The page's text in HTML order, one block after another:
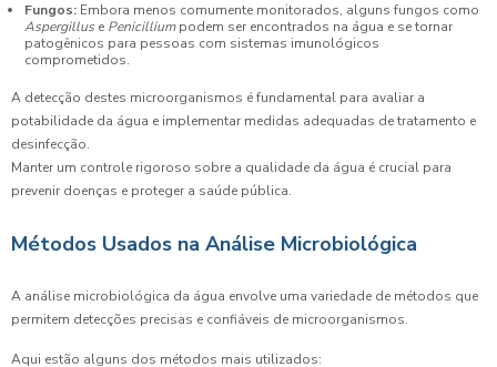
Fungos: Embora menos comumente monitorados, alguns fungos como
Aspergillus e Penicilliumpodem ser encontrados na água e se tornar
patogênicos para pessoas com sistemas imunológicos
comprometidos.
A detecção destes microorganismos é fundamental para avaliar a
potabilidade da água e implementar medidas adequadas de tratamento e
desinfecção.
Manter um controle rigoroso sobre a qualidade da água é crucial para
prevenir doenças e proteger a saúde pública.
Métodos Usados na Análise Microbiológica
A análise microbiológica da água envolve uma variedade de métodos que
permitem detecções precisas e confiáveis de microorganismos.
Aqui estão alguns dos métodos mais utilizados: